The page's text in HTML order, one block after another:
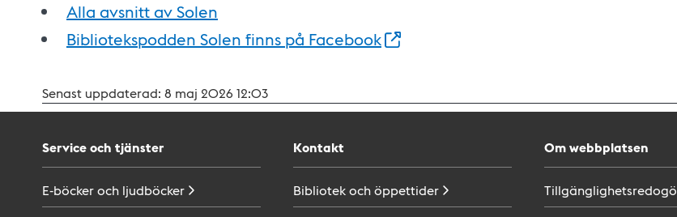
Alla avsnitt av Solen
Bibliotekspodden Solen finns på Facebook
Senast uppdaterad: 8 maj 2026 12:03
Service och tjänster
E-böcker och ljudböcker
Kontakt
Bibliotek ochöppettider
Om webbplatsen